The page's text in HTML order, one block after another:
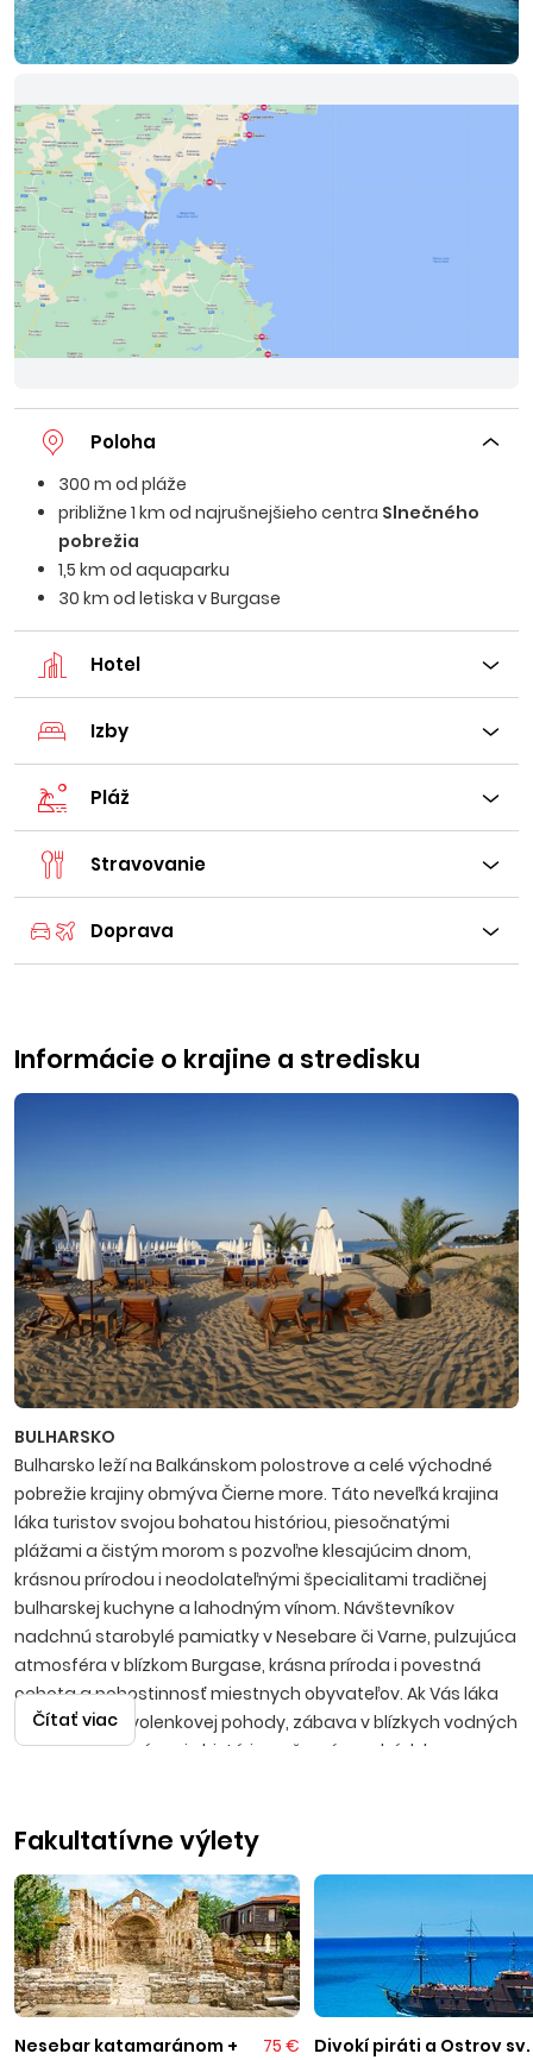
Poloha
300 m od pláže
približne 1 km od najrušnejšieho centra Slnečného
pobrežia
1,5 km od aquaparku
30 km od letiska v Burgase
Hotel
Izby
Pláž
Stravovanie
Doprava
Informácie o krajine a stredisku
BULHARSKO
Bulharsko leží na Balkánskom polostrove a celé východné
pobrežie krajiny obmýva Čierne more. Táto neveľká krajina
láka turistov svojou bohatou históriou, piesočnatými
plážami a čistým morom s pozvoľne klesajúcim dnom,
krásnou prírodou i neodolateľnými špecialitami tradičnej
bulharskej kuchyne a lahodným vínom. Návštevníkov
nadchnú starobylé pamiatky v Nesebare či Varne, pulzujúca
atmosféra v blízkom Burgase, krásna príroda i povestná
ochota a pohostinnosť miestnych obyvateľov. Ak Vás láka
predstava dovolenkovej pohody, zábava v blízkych vodných
parkoch, spoznávanie histórie, večerné prechádzky po
Slnečné pobrežie
Nesebar, približne 35 kilometrov severne od Burgasu.
Slnečné pobrežie je najväčším bulharským strediskom, ktoré
svojim návštevníkom ponúka možnosť vybrať si z pestrej
palety vodných športov, navštíviť vodný park s atrakciami,
zahrať si plážový volejbal alebo si požičať bicykel a vybrať sa
na výlet do blízkeho okolia. Piesočnatá pláž s pozvoľným
Čítať viac
Fakultatívne výlety
Nesebar katamaránom + 75 € Divokí piráti a Ostrov sv.